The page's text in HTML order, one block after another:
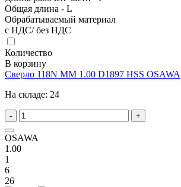
Общая длина - L
Обрабатываемый материал
с НДС/ без НДС
Количество
В корзину
Сверло 118N MM 1.00 D1897 HSS OSAWA
На складе: 24
- +
OSAWA
1.00
1
6
26